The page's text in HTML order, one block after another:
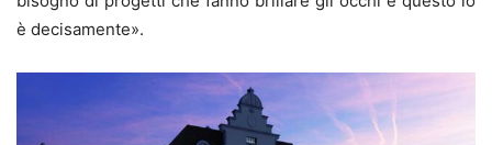
è decisamente».